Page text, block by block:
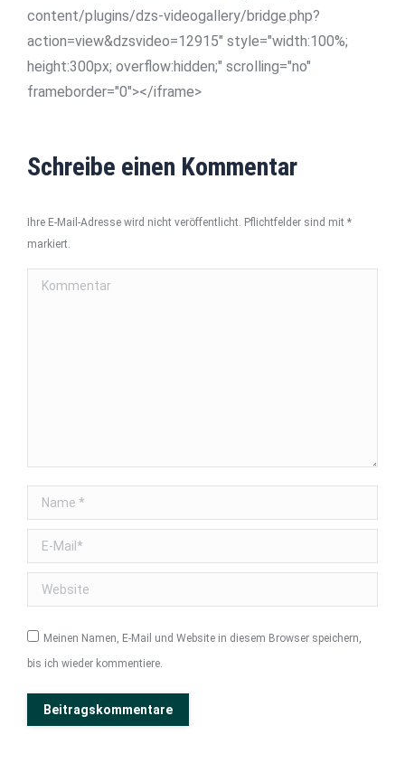
content/plugins/dzs-videogallery/bridge.php?
action=view&dzsvideo=12915" style="width:100%;
height:300px; overflow:hidden;" scrolling="no"
frameborder="0"></iframe>
Schreibe einen Kommentar
Ihre E-Mail-Adresse wird nicht veröffentlicht. Pflichtfelder sind mit *
markiert.
Kommentar
Name *
E-Mail *
Website
Meinen Namen, E-Mail und Website in diesem Browser speichern,
bis ich wieder kommentiere.
Beitragskommentare